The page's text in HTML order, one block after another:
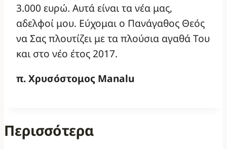
3.000 ευρώ. Αυτά είναι τα νέα μας,
αδελφοί μου. Εύχομαι ο Πανάγαθος Θεός
να Σας πλουτίζει με τα πλούσια αγαθά Του
και στο νέο έτος 2017.
π. Χρυσόστομος Manalu
Περισσότερα